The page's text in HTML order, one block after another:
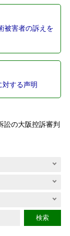
被害者の訴えを
する声明
訟の大阪控訴審判
検索